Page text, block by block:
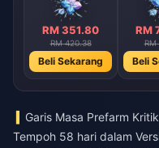
RM 351.80
RM 420.38
Beli Sekarang
RM
RM
Beli
Garis Masa Prefarm
Tempoh 58 hari dalam